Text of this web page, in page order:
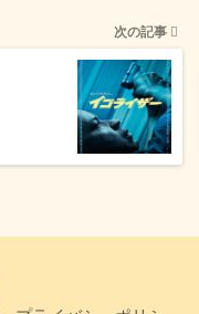
次の記事